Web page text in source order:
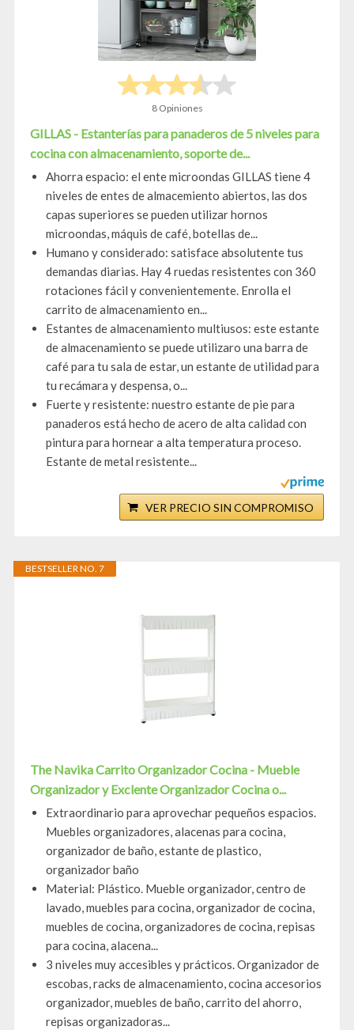
8 Opiniones
GILLAS - Estanterías para panaderos de 5 niveles para
cocina con almacenamiento, soporte de...
Ahorra espacio: el ente microondas GILLAS tiene 4
niveles de entes de almacemiento abiertos, las dos
capas superiores se pueden utilizar hornos
microondas, máquis de café, botellas de...
Humano y considerado: satisface absolutente tus
demandas diarias. Hay 4 ruedas resistentes con 360
rotaciones fácil y convenientemente. Enrolla el
carrito de almacenamiento en...
Estantes de almacenamiento multiusos: este estante
de almacenamiento se puede utilizaro una barra de
café para tu sala de estar, un estante de utilidad para
tu recámara y despensa, o...
Fuerte y resistente: nuestro estante de pie para
panaderos está hecho de acero de alta calidad con
pintura para hornear a alta temperatura proceso.
Estante de metal resistente...
VER PRECIO SIN COMPROMISO
BESTSELLER NO. 7
The Navika Carrito Organizador Cocina - Mueble
Organizador y Exclente Organizador Cocina o...
Extraordinario para aprovechar pequeños espacios.
Muebles organizadores, alacenas para cocina,
organizador de baño, estante de plastico,
organizador baño
Material: Plástico. Mueble organizador, centro de
lavado, muebles para cocina, organizador de cocina,
muebles de cocina, organizadores de cocina, repisas
para cocina, alacena...
3 niveles muy accesibles y prácticos. Organizador de
escobas, racks de almacenamiento, cocina accesorios
organizador, muebles de baño, carrito del ahorro,
repisas organizadoras...